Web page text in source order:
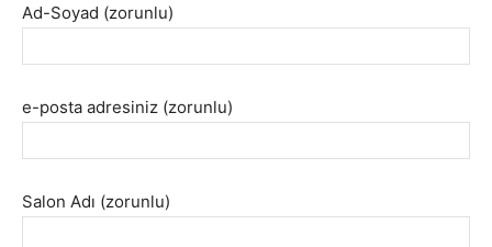
Ad-Soyad (zorunlu)
e-posta adresiniz (zorunlu)
Salon Adı (zorunlu)